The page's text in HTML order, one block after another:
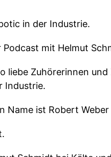
in der Industrie.
Podcast mit Helmut
liebe Zuhörerinnen
Industrie.
Name ist Robert